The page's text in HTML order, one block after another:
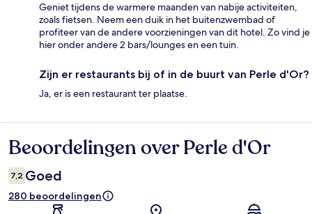
Geniet tijdens de warmere maanden van nabije activiteiten,
zoals fietsen. Neem een duik in het buitenzwembad of
profiteer van de andere voorzieningen van dit hotel. Zo vind je
hier onder andere 2 bars/lounges en een tuin.
Zijn er restaurants bij of in de buurt van Perle d'Or?
Ja, er is een restaurant ter plaatse.
Beoordelingen
Beoordelingen over Perle d'Or
7,2 Goed
280 beoordelingen